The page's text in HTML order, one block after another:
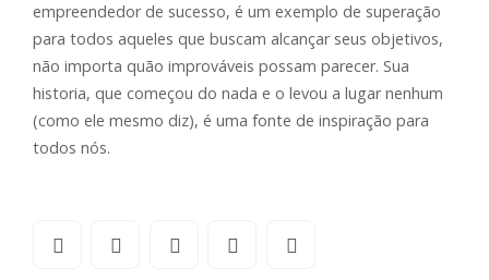
empreendedor de sucesso, é um exemplo de superação
para todos aqueles que buscam alcançar seus objetivos,
não importa quão improváveis possam parecer. Sua
historia, que começou do nada e o levou a lugar nenhum
(como ele mesmo diz), é uma fonte de inspiração para
todos nós.